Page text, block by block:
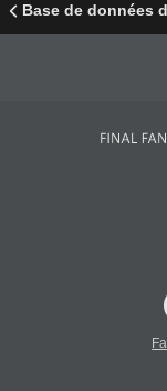
Base de données